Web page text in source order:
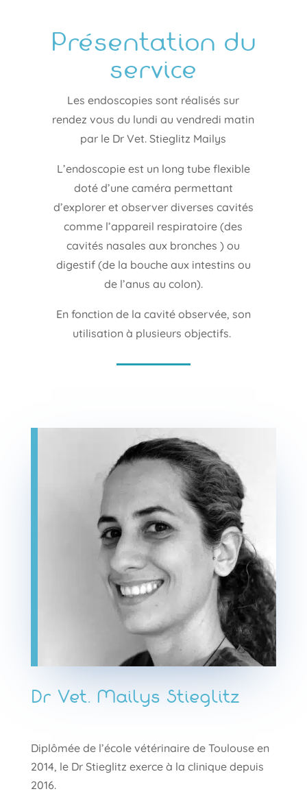
Présentation du
service
Les endoscopies sont réalisés sur
rendez vous du lundi au vendredi matin
par le Dr Vet. Stieglitz Mailys
L’endoscopie est un long tube flexible
doté d’une caméra permettant
d’explorer et observer diverses cavités
comme l’appareil respiratoire (des
cavités nasales aux bronches ) ou
digestif (de la bouche aux intestins ou
de l’anus au colon).
En fonction de la cavité observée, son
utilisation à plusieurs objectifs.
Dr Vet. Mailys Stieglitz
Diplômée de l’école vétérinaire de Toulouse en
2014, le Dr Stieglitz exerce à la clinique depuis
2016.